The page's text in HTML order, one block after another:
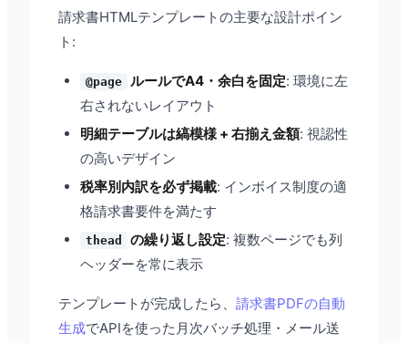
請求書HTMLテンプレートの主要な設計ポイン
ト:
@page ルールでA4・余白を固定: 環境に左
右されないレイアウト
明細テーブルは縞模様 + 右揃え金額: 視認性
の高いデザイン
税率別内訳を必ず掲載: インボイス制度の適
格請求書要件を満たす
thead の繰り返し設定: 複数ページでも列
ヘッダーを常に表示
テンプレートが完成したら、 請求書PDFの自動
生成でAPIを使った月次バッチ処理・メール送